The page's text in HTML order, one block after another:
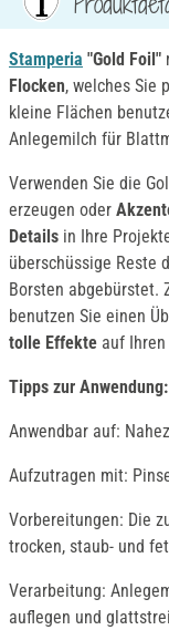
Stamperia "Gold Foil"
Flocken, welches Sie
kleine Flächen
Anlegemilch für
Verwenden Sie die
erzeugen oder
Details in Ihre
überschüssige Reste
Borsten abgebürstet.
benutzen Sie einen
tolle Effekte auf
Tipps zur Anwendung:
Anwendbar auf:
Aufzutragen mit:
Vorbereitungen: Die
trocken, staub- und
Verarbeitung:
auflegen und